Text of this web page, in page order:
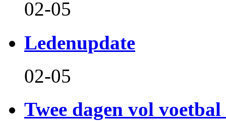
02-05
Ledenupdate
02-05
Twee dagen vol